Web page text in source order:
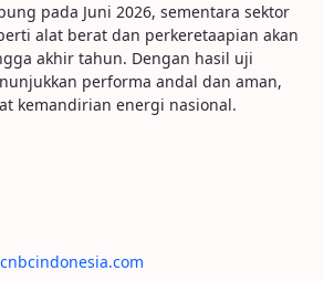
pada Juni 2026, sementara sektor
alat berat dan perkeretaapian akan
akhir tahun. Dengan hasil uji
performa andal dan aman,
kemandirian energi nasional.